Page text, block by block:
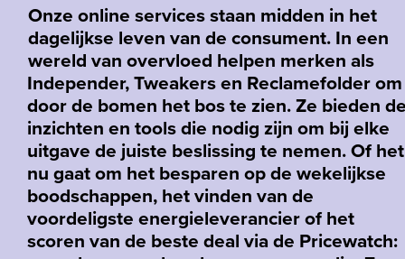
Onze online services staan midden in het
dagelijkse leven van de consument. In een
wereld van overvloed helpen merken als
Independer, Tweakers en Reclamefolder om
door de bomen het bos te zien. Ze bieden
inzichten en tools die nodig zijn om bij elke
uitgave de juiste beslissing te nemen. Of het
nu gaat om het besparen op de wekelijkse
boodschappen, het vinden van de
voordeligste energieleverancier of het
scoren van de beste deal via de Pricewatch: